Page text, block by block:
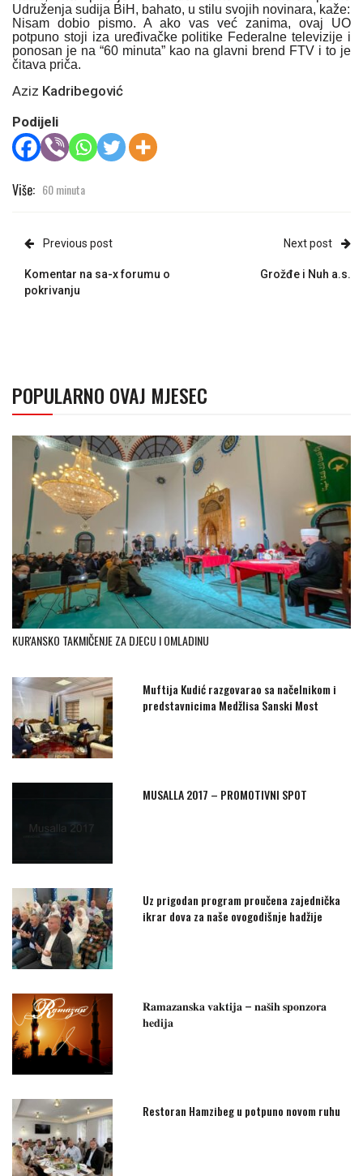
Udruženja sudija BiH, bahato, u stilu svojih novinara, kaže:
Nisam dobio pismo. A ako vas već zanima, ovaj UO
potpuno stoji iza uređivačke politike Federalne televizije i
ponosan je na “60 minuta” kao na glavni brend FTV i to je
čitava priča.
Aziz Kadribegović
Podijeli
Više: 60 minuta
Previous post
Komentar na sa-x forumu o
pokrivanju
Next post
Grožđe i Nuh a.s.
POPULARNO OVAJ MJESEC
KUR'ANSKO TAKMIČENJE ZA DJECU I OMLADINU
Muftija Kudić razgovarao sa načelnikom i
predstavnicima Medžlisa Sanski Most
MUSALLA 2017 – PROMOTIVNI SPOT
Uz prigodan program proučena zajednička
ikrar dova za naše ovogodišnje hadžije
𝐑𝐚𝐦𝐚𝐳𝐚𝐧𝐬𝐤𝐚 𝐯𝐚𝐤𝐭𝐢𝐣𝐚 – 𝐧𝐚𝐬̌𝐢𝐡 𝐬𝐩𝐨𝐧𝐳𝐨𝐫𝐚
𝐡𝐞𝐝𝐢𝐣𝐚
Restoran Hamzibeg u potpuno novom ruhu